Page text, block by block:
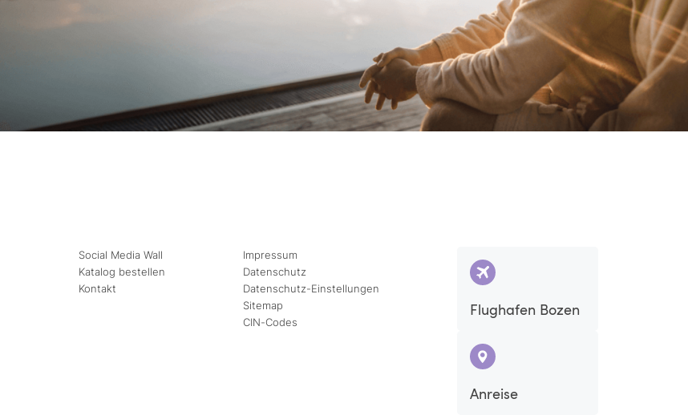
Social Media Wall
Katalog bestellen
Kontakt
Impressum
Datenschutz
Datenschutz-Einstellungen
Sitemap
CIN-Codes
Flughafen Bozen
Anreise